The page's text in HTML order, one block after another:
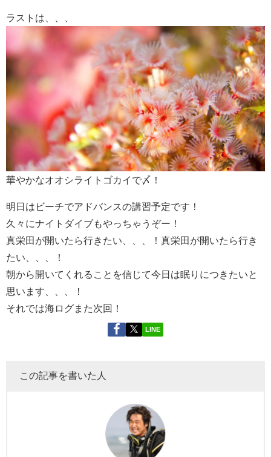
ラストは、、、
華やかなオオシライトゴカイで〆！
明日はビーチでアドバンスの講習予定です！
久々にナイトダイブもやっちゃうぞー！
真栄田が開いたら行きたい、、、！真栄田が開いたら行き
たい、、、！
朝から開いてくれることを信じて今日は眠りにつきたいと
思います、、、！
それでは海ログまた次回！
LINE
この記事を書いた人